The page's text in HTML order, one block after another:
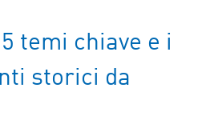
temi chiave e i
storici da